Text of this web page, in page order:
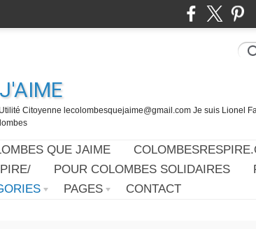
Citoyenne lecolombesquejaime@gmail.com Je suis Lionel
QUE JAIME
POUR COLOMBES SOLIDAIRES
PAGES CONTACT